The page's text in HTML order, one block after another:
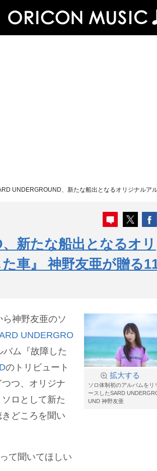
UNDERGROUND、新たな船出となるオリジナルア
新たな船出となるオリ
車』 神野友亜が贈る
拡大する
ソロ体制初のアルバムをリ
ースしたSARD
UND 神野友亜
神野友亜のソ
UNDERGRO
ム『故障した
のトリビュート
つ、オリジナ
ロとして新た
どころを聞い
て聞いてほしい